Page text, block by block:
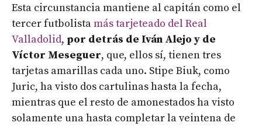
Esta circunstancia mantiene al capitán como el
tercer futbolistamás tarjeteado del Real
Valladolid, por detrás de Iván Alejo y de
Víctor Meseguer, que, ellos sí, tienen tres
tarjetas amarillas cada uno. Stipe Biuk, como
Juric, ha visto dos cartulinas hasta la fecha,
mientras que el resto de amonestados ha visto
solamente una hasta completar la veintena de